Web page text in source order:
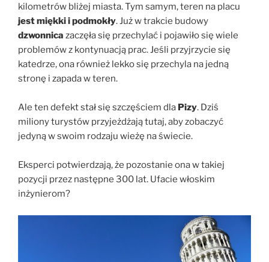
kilometrów bliżej miasta. Tym samym, teren na placu
jest miękki i podmokły. Już w trakcie budowy
dzwonnica zaczęła się przechylać i pojawiło się wiele
problemów z kontynuacją prac. Jeśli przyjrzycie się
katedrze, ona również lekko się przechyla na jedną
stronę i zapada w teren.
Ale ten defekt stał się szczęściem dla Pizy. Dziś
miliony turystów przyjeżdżają tutaj, aby zobaczyć
jedyną w swoim rodzaju wieżę na świecie.
Eksperci potwierdzają, że pozostanie ona w takiej
pozycji przez następne 300 lat. Ufacie włoskim
inżynierom?